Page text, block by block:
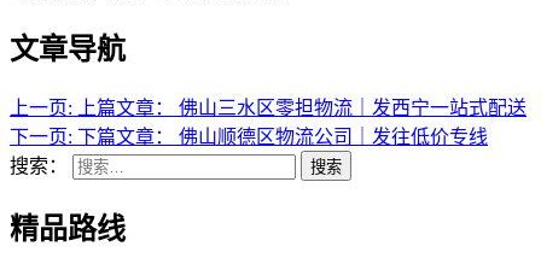
文章导航
上一页: 上篇文章：
佛山三水区零担物流｜发西宁一站式配送
下一页: 下篇文章：
佛山顺德区物流公司｜发往低价专线
搜索：
搜索
精品路线
天开地辟宏基，
东成西就泰运！
途鸽快运精品路线：
佛山到三亚物流公司
佛山到海南物流公司